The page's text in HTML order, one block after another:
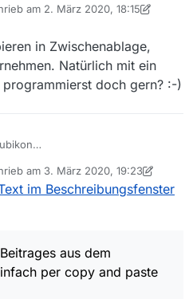
:
Maus auswählbar
machen
könnte
sagte in(13.3)
nicht mehr herauskopierbar
Das Kopieren des Textes aus der
hatte ich gelesen bevor ich mir
“Spaß” erlaubt hatte.
gemeint:
Maustaste drücken und halten,
ziehen, Linke Maustaste
- obwohl das
auch ein Markieren
durch Mausaktionen ist.
am 2. März 2020, 18:15
editiert von Ein ehemaliger
in Zwischenablage,
Natürlich mit ein
doch gern? :-)
löschen ab CRLF
übernehmen. Natürlich mit ein
am 3. März 2020, 19:23
editiert von Ein ehemaliger
im Beschreibungsfenster
aus dem
per copy and paste